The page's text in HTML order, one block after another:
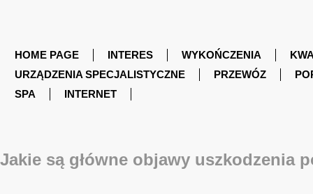
HOME PAGE INTERES WYKOŃCZENIA
URZĄDZENIA SPECJALISTYCZNE
PRZEWÓZ
SPA
INTERNET
Jakie są główne objawy uszkodzenia